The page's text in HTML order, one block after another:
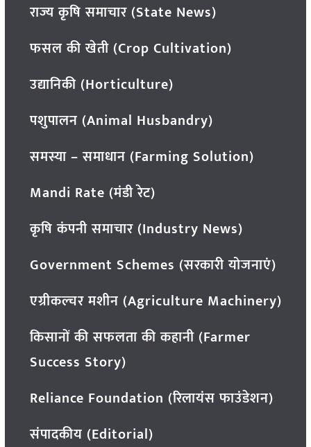
राज्य कृषि समाचार (State News)
फसल की खेती (Crop Cultivation)
उद्यानिकी (Horticulture)
पशुपालन (Animal Husbandry)
समस्या – समाधान (Farming Solution)
Mandi Rate (मंडी रेट)
कृषि कंपनी समाचार (Industry News)
Government Schemes (सरकारी योजनाएं)
एग्रीकल्चर मशीन (Agriculture Machinery)
किसानों की सफलता की कहानी (Farmer
Success Story)
Reliance Foundation (रिलायंस फाउंडेशन)
संपादकीय (Editorial)